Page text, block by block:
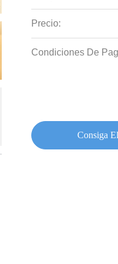
Precio:
Condiciones De
Consiga